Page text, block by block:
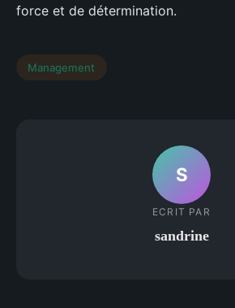
force et de détermination.
Management
S
ECRIT PAR
sandrine